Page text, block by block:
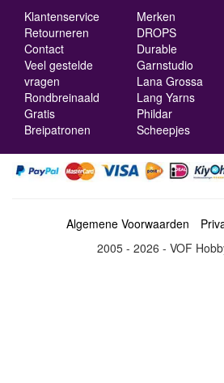
Klantenservice
Retourneren
Contact
Veel gestelde
vragen
Rondbreinaald
Gratis
Breipatronen
Merken
DROPS
Durable
Garnstudio
Lana Grossa
Lang Yarns
Phildar
Scheepjes
Algemene Voorwaarden
2005 - 2026 - VOF